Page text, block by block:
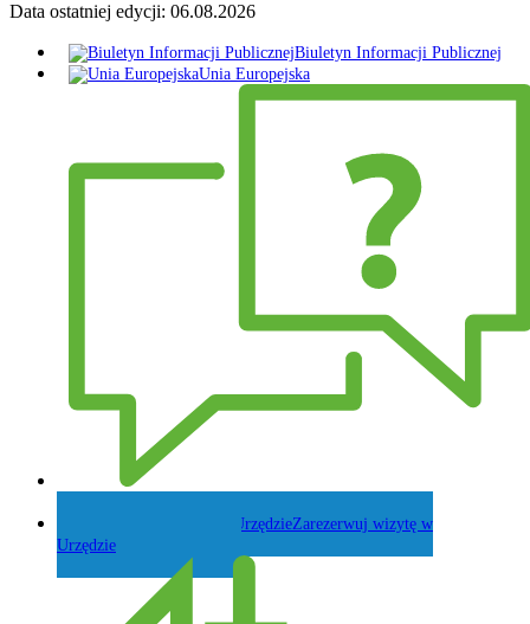
Data ostatniej edycji: 06.08.2026
Biuletyn Informacji Publicznej
Unia Europejska
Zarezerwuj wizytę w
Urzędzie